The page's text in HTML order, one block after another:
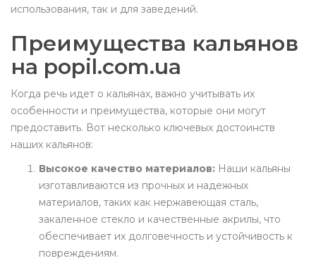
использования, так и для заведений.
Преимущества кальянов
на popil.com.ua
Когда речь идет о кальянах, важно учитывать их
особенности и преимущества, которые они могут
предоставить. Вот несколько ключевых достоинств
наших кальянов:
Высокое качество материалов: Наши кальяны
изготавливаются из прочных и надежных
материалов, таких как нержавеющая сталь,
закаленное стекло и качественные акрилы, что
обеспечивает их долговечность и устойчивость к
повреждениям.